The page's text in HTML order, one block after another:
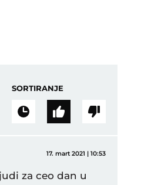
SORTIRANJE
17. mart 2021 | 10:53
za ceo dan u